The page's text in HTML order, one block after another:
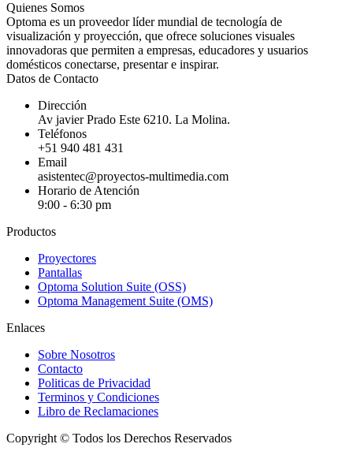
Quienes Somos
Optoma es un proveedor líder mundial de tecnología de
visualización y proyección, que ofrece soluciones visuales
innovadoras que permiten a empresas, educadores y usuarios
domésticos conectarse, presentar e inspirar.
Datos de Contacto
Dirección
Av javier Prado Este 6210. La Molina.
Teléfonos
+51 940 481 431
Email
asistentec@proyectos-multimedia.com
Horario de Atención
9:00 - 6:30 pm
Productos
Proyectores
Pantallas
Optoma Solution Suite (OSS)
Optoma Management Suite (OMS)
Enlaces
Sobre Nosotros
Contacto
Politicas de Privacidad
Terminos y Condiciones
Libro de Reclamaciones
Copyright © Todos los Derechos Reservados